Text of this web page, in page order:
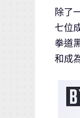
除了
七位
拳道
和成